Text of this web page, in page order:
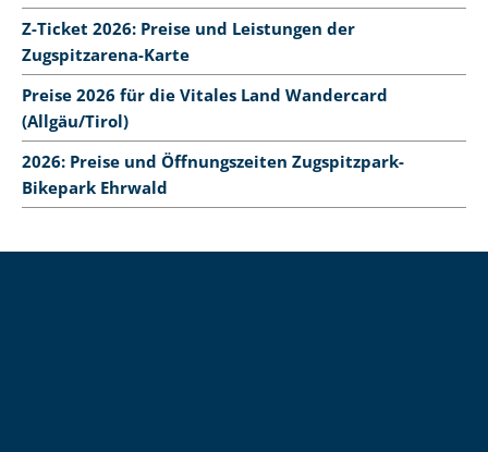
Z-Ticket 2026: Preise und Leistungen der
Zugspitzarena-Karte
Preise 2026 für die Vitales Land Wandercard
(Allgäu/Tirol)
2026: Preise und Öffnungszeiten Zugspitzpark-
Bikepark Ehrwald